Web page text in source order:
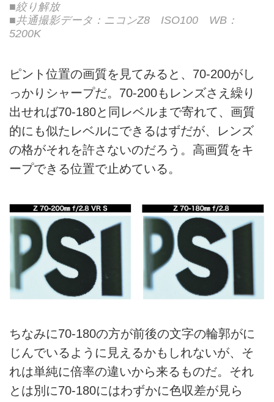
■絞り解放
■共通撮影データ：ニコンZ8 ISO100 WB：
5200K
ピント位置の画質を見てみると、70-200がし
っかりシャープだ。70-200もレンズさえ繰り
出せれば70-180と同レベルまで寄れて、画質
的にも似たレベルにできるはずだが、レンズ
の格がそれを許さないのだろう。高画質をキ
ープできる位置で止めている。
ちなみに70-180の方が前後の文字の輪郭がに
じんでいるように見えるかもしれないが、そ
れは単純に倍率の違いから来るものだ。それ
とは別に70-180にはわずかに色収差が見ら